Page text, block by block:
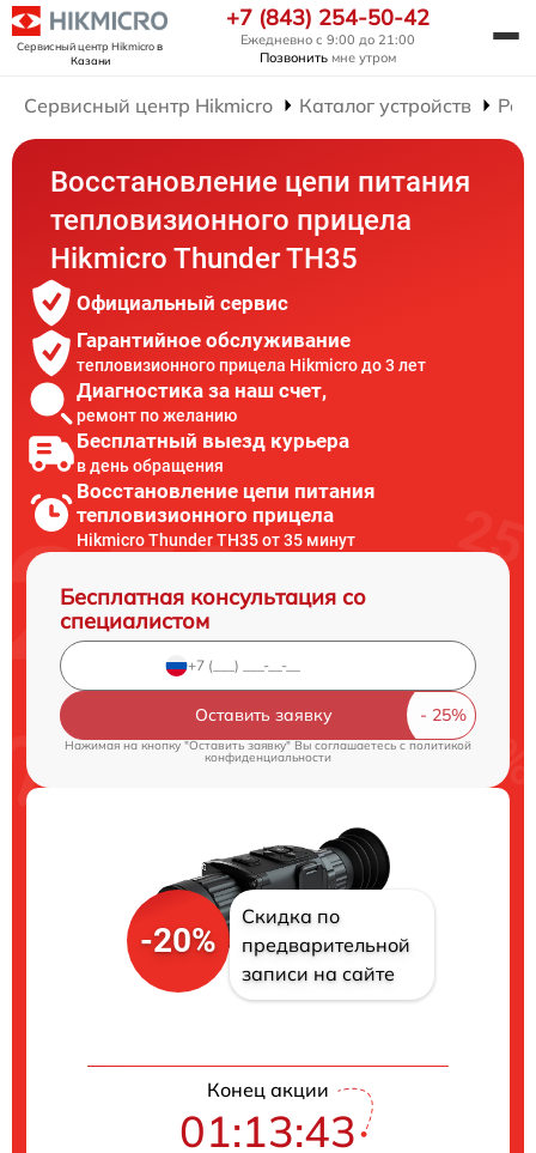
Сервисный центр Hikmicroв
Казани
+7 (843) 254-50-42
Ежедневно с 9:00 до 21:00
Позвонить мне утром
Сервисный центр Hikmicro Каталог устройств
Восстановление цепи питания
тепловизионного прицела
Hikmicro Thunder TH35
Официальный сервис
Гарантийное обслуживание
тепловизионного прицела Hikmicro до 3 лет
Диагностика за наш счет,
ремонт по желанию
Бесплатный выезд курьера
в день обращения
Восстановление цепи питания
тепловизионного прицела
Hikmicro Thunder TH35 от 35 минут
Бесплатная консультация со
специалистом
Оставить заявку
Нажимая на кнопку "Оставить заявку" Вы соглашаетесь cполитикой
конфиденциальности
-20%
Скидка по
предварительной
записи на сайте
Конец акции
01:13:41